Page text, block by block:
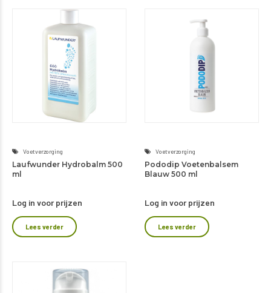
Voetverzorging
Laufwunder Hydrobalm 500
ml
Log in voor prijzen
Lees verder
Voetverzorging
Pododip Voetenbalsem
Blauw 500 ml
Log in voor prijzen
Lees verder